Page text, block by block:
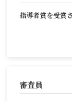
指導者賞を受賞
審査員